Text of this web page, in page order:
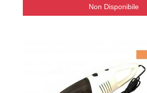
Non Disponibile